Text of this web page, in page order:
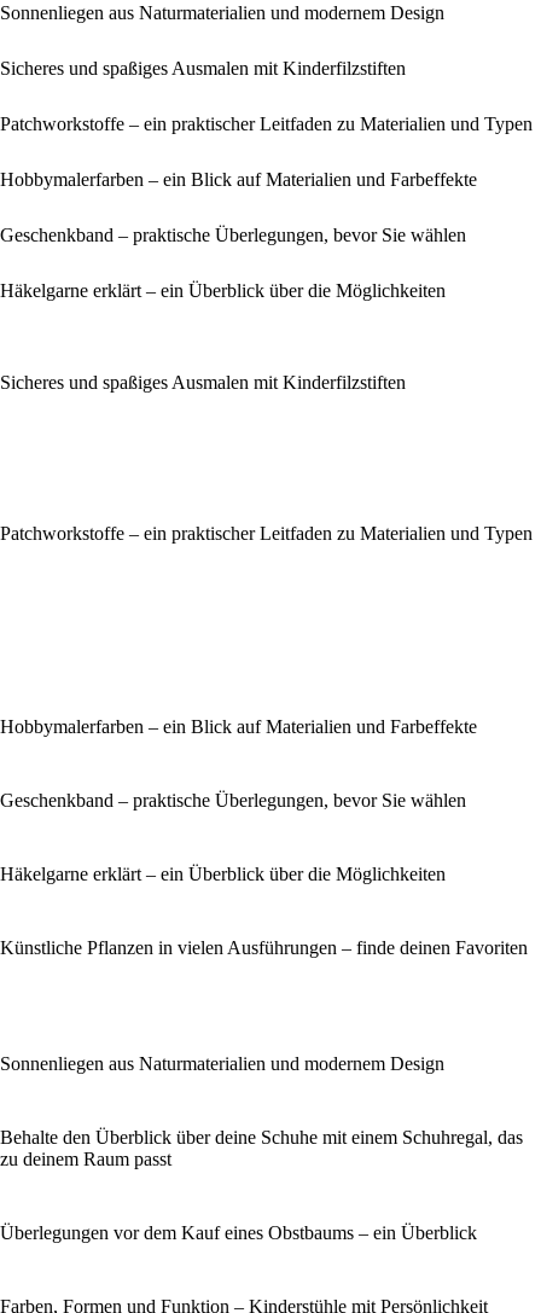
Sonnenliegen aus Naturmaterialien und modernem Design
Sicheres und spaßiges Ausmalen mit Kinderfilzstiften
Patchworkstoffe – ein praktischer Leitfaden zu Materialien und Typen
Hobbymalerfarben – ein Blick auf Materialien und Farbeffekte
Geschenkband – praktische Überlegungen, bevor Sie wählen
Häkelgarne erklärt – ein Überblick über die Möglichkeiten
Sicheres und spaßiges Ausmalen mit Kinderfilzstiften
Patchworkstoffe – ein praktischer Leitfaden zu Materialien und Typen
Hobbymalerfarben – ein Blick auf Materialien und Farbeffekte
Geschenkband – praktische Überlegungen, bevor Sie wählen
Häkelgarne erklärt – ein Überblick über die Möglichkeiten
Künstliche Pflanzen in vielen Ausführungen – finde deinen Favoriten
Sonnenliegen aus Naturmaterialien und modernem Design
Behalte den Überblick über deine Schuhe mit einem Schuhregal, das
zu deinem Raum passt
Überlegungen vor dem Kauf eines Obstbaums – ein Überblick
Farben, Formen und Funktion – Kinderstühle mit Persönlichkeit